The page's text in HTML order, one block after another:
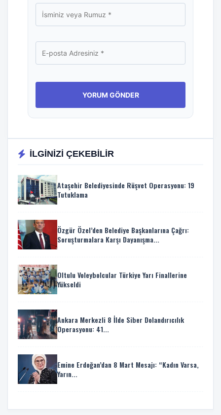
İLGİNİZİ ÇEKEBİLİR
Ataşehir Belediyesinde Rüşvet Operasyonu: 19
Tutuklama
Özgür Özel’den Belediye Başkanlarına Çağrı:
Soruşturmalara Karşı Dayanışma...
Oltulu Voleybolcular Türkiye Yarı Finallerine
Yükseldi
Ankara Merkezli 8 İlde Siber Dolandırıcılık
Operasyonu: 41...
Emine Erdoğan’dan 8 Mart Mesajı: “Kadın Varsa,
Yarın...